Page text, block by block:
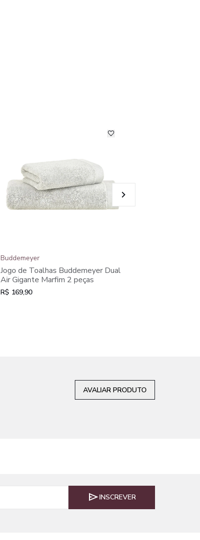
Buddemeyer
Jogo de Toalhas Buddemeyer Dual
Air Gigante Marfim 2 peças
R$ 169,90
AVALIAR PRODUTO
INSCREVER